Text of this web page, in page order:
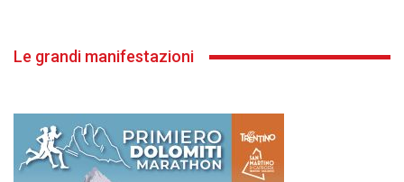
Le grandi manifestazioni